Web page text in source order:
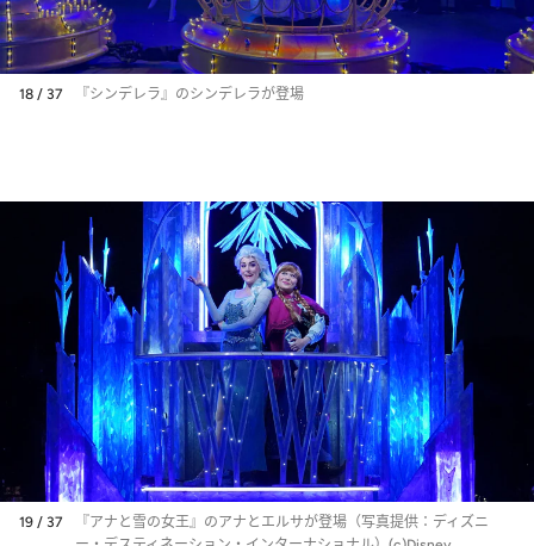
18 / 37 『シンデレラ』のシンデレラが登場
19 / 37
『アナと雪の女王』のアナとエルサが登場（写真提供：ディズニ